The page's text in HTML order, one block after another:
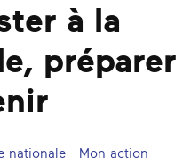
à la
préparer
nationale Mon action